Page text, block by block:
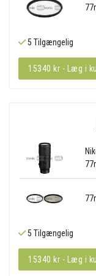
5 Tilgængelig
15340 kr - Læg i
5 Tilgængelig
15340 kr - Læg i